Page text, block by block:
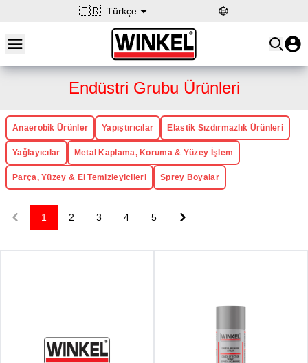
🇹🇷 Türkçe
Open main menu
Winkel
Endüstri Grubu Ürünleri
Anaerobik Ürünler Yapıştırıcılar Elastik Sızdırmazlık Ürünleri
Yağlayıcılar Metal Kaplama, Koruma & Yüzey İşlem
Parça, Yüzey & El Temizleyicileri Sprey Boyalar
Previous
1 2 3 4 5 Next